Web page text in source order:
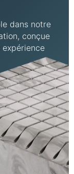
dans notre
conçue